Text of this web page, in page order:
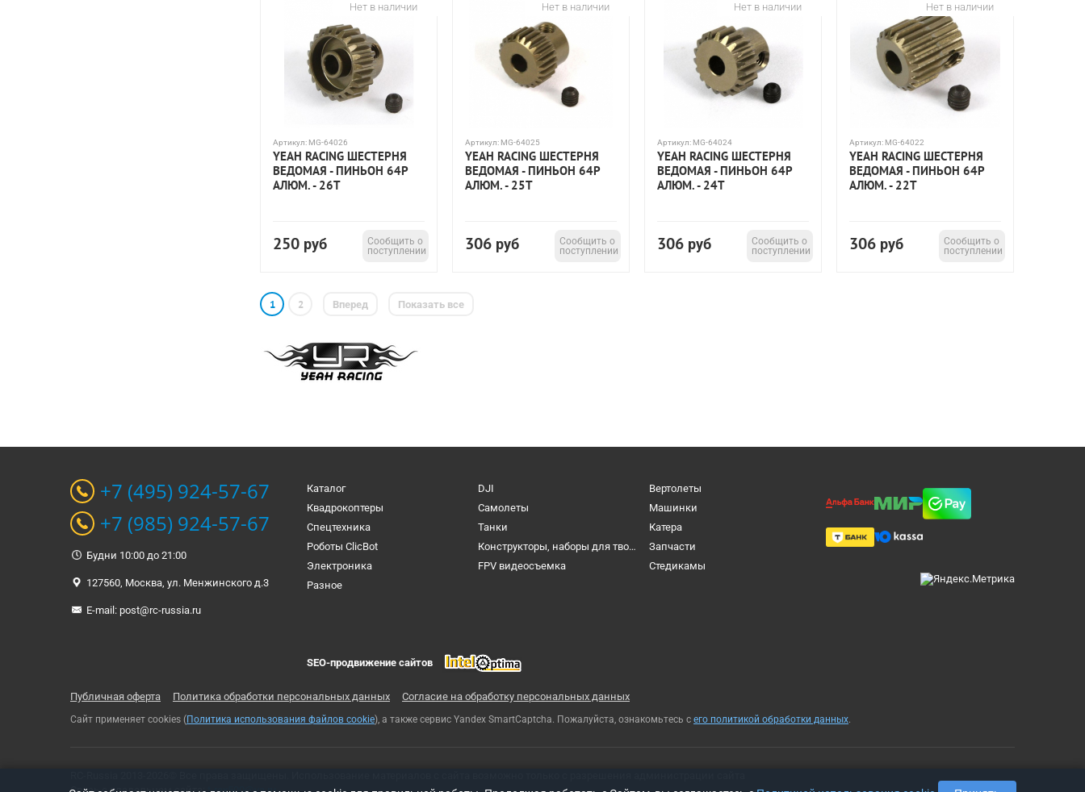
Нет в наличии
Артикул: MG-64026
YEAH RACING ШЕСТЕРНЯ
ВЕДОМАЯ - ПИНЬОН 64P
АЛЮМ. - 26T
250 руб
Сообщить о
поступлении
Нет в наличии
Артикул: MG-64025
YEAH RACING ШЕСТЕРНЯ
ВЕДОМАЯ - ПИНЬОН 64P
АЛЮМ. - 25T
306 руб
Сообщить о
поступлении
Нет в наличии
Артикул: MG-64024
YEAH RACING ШЕСТЕРНЯ
ВЕДОМАЯ - ПИНЬОН 64P
АЛЮМ. - 24T
306 руб
Сообщить о
поступлении
Нет в наличии
Артикул: MG-64022
YEAH RACING ШЕСТЕРНЯ
ВЕДОМАЯ - ПИНЬОН 64P
АЛЮМ. - 22T
306 руб
Сообщить о
поступлении
1 2 Вперед Показать все
+7 (495) 924-57-67
+7 (985) 924-57-67
Будни 10:00 до 21:00
127560, Москва, ул. Менжинского д.3
E-mail: post@rc-russia.ru
Каталог DJI
Вертолеты
Квадрокоптеры
Самолеты
Машинки
Спецтехника
Танки
Катера
Роботы ClicBot
Конструкторы, наборы для творчества и настольные игры
Запчасти
Электроника
FPV видеосъемка
Cтедикамы
Разное
SEO-продвижение сайтов
Публичная оферта Политика обработки персональных данных Согласие на обработку персональных данных
Сайт применяет cookies (Политика использования файлов cookie), а также сервис Yandex SmartCaptcha. Пожалуйста, ознакомьтесь с его политикой обработки данных.